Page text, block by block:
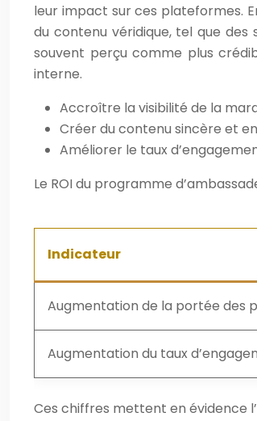
leur impact sur ces plateformes.
du contenu véridique, tel que des
souvent perçu comme plus
interne.
Accroître la visibilité de la
Créer du contenu sincère et
Améliorer le taux
Le ROI du programme
Indicateur
Augmentation de la portée des
Augmentation du taux
Ces chiffres mettent en évidence